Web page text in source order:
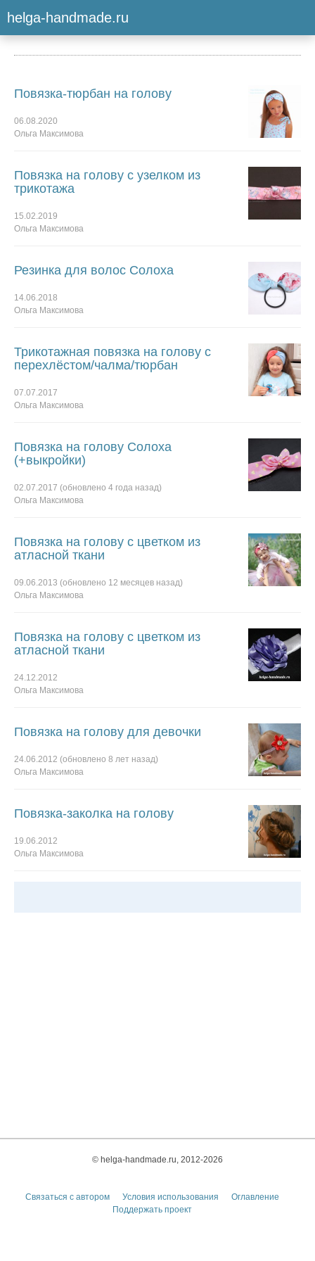
helga-handmade.ru
#повязки на голову
Повязка-тюрбан на голову
06.08.2020
Ольга Максимова
Повязка на голову с узелком из
трикотажа
15.02.2019
Ольга Максимова
Резинка для волос Солоха
14.06.2018
Ольга Максимова
Трикотажная повязка на голову с
перехлёстом/чалма/тюрбан
07.07.2017
Ольга Максимова
Повязка на голову Солоха
(+выкройки)
02.07.2017 (обновлено 4 года назад)
Ольга Максимова
Повязка на голову с цветком из
атласной ткани
09.06.2013 (обновлено 12 месяцев назад)
Ольга Максимова
Повязка на голову с цветком из
атласной ткани
24.12.2012
Ольга Максимова
Повязка на голову для девочки
24.06.2012 (обновлено 8 лет назад)
Ольга Максимова
Повязка-заколка на голову
19.06.2012
Ольга Максимова
© helga-handmade.ru, 2012-2026
Связаться с автором Условия использования
Оглавление
Поддержать проект